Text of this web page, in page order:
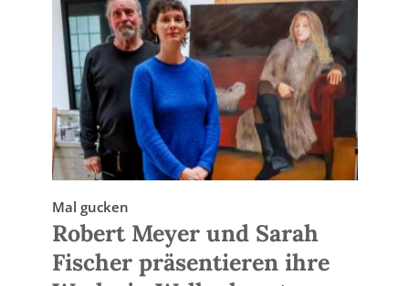
Mal gucken
Robert Meyer und Sarah
Fischer präsentieren ihre